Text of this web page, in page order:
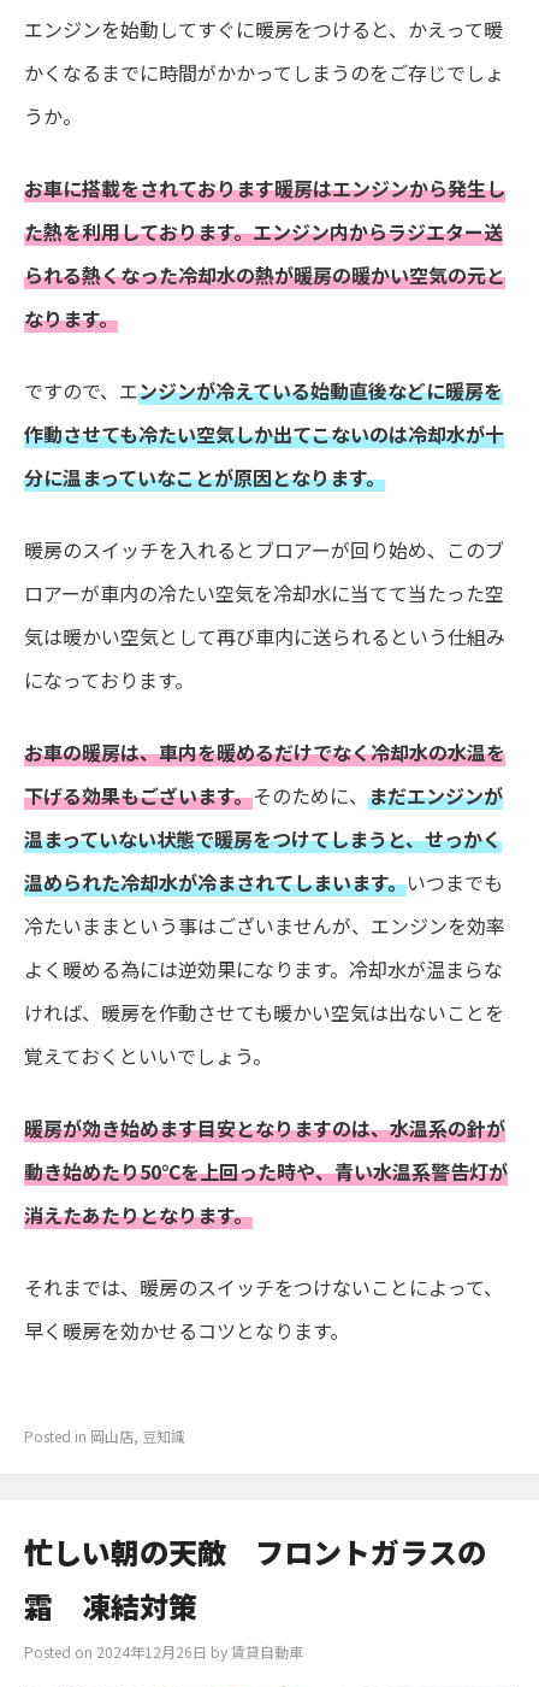
エンジンを始動してすぐに暖房をつけると、かえって暖
かくなるまでに時間がかかってしまうのをご存じでしょ
うか。
お車に搭載をされております暖房はエンジンから発生し
た熱を利用しております。エンジン内からラジエター送
られる熱くなった冷却水の熱が暖房の暖かい空気の元と
なります。
ですので、エンジンが冷えている始動直後などに暖房を
作動させても冷たい空気しか出てこないのは冷却水が十
分に温まっていなことが原因となります。
暖房のスイッチを入れるとブロアーが回り始め、このブ
ロアーが車内の冷たい空気を冷却水に当てて当たった空
気は暖かい空気として再び車内に送られるという仕組み
になっております。
お車の暖房は、車内を暖めるだけでなく冷却水の水温を
下げる効果もございます。そのために、まだエンジンが
温まっていない状態で暖房をつけてしまうと、せっかく
温められた冷却水が冷まされてしまいます。いつまでも
冷たいままという事はございませんが、エンジンを効率
よく暖める為には逆効果になります。冷却水が温まらな
ければ、暖房を作動させても暖かい空気は出ないことを
覚えておくといいでしょう。
暖房が効き始めます目安となりますのは、水温系の針が
動き始めたり50℃を上回った時や、青い水温系警告灯が
消えたあたりとなります。
それまでは、暖房のスイッチをつけないことによって、
早く暖房を効かせるコツとなります。
Posted in 岡山店, 豆知識
忙しい朝の天敵 フロントガラスの
霜 凍結対策
Posted on 2024年12月26日 by賃貸自動車